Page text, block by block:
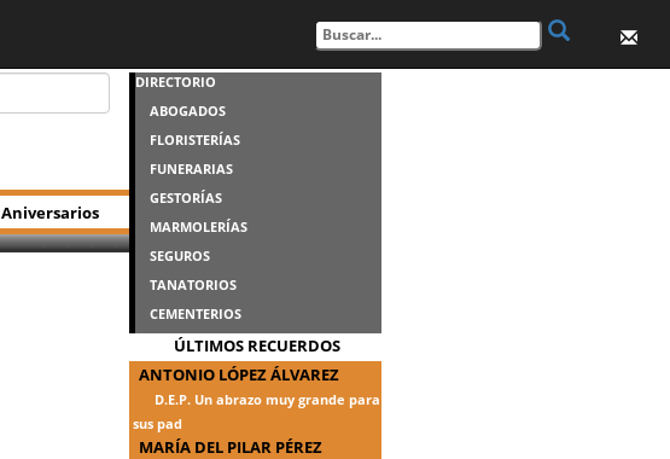
Aniversarios
DIRECTORIO
ABOGADOS
FLORISTERÍAS
FUNERARIAS
GESTORÍAS
MARMOLERÍAS
SEGUROS
TANATORIOS
CEMENTERIOS
ÚLTIMOS RECUERDOS
ANTONIO LÓPEZ ÁLVAREZ
D.E.P. Un abrazo muy grande para
sus pad
MARÍA DEL PILAR PÉREZ